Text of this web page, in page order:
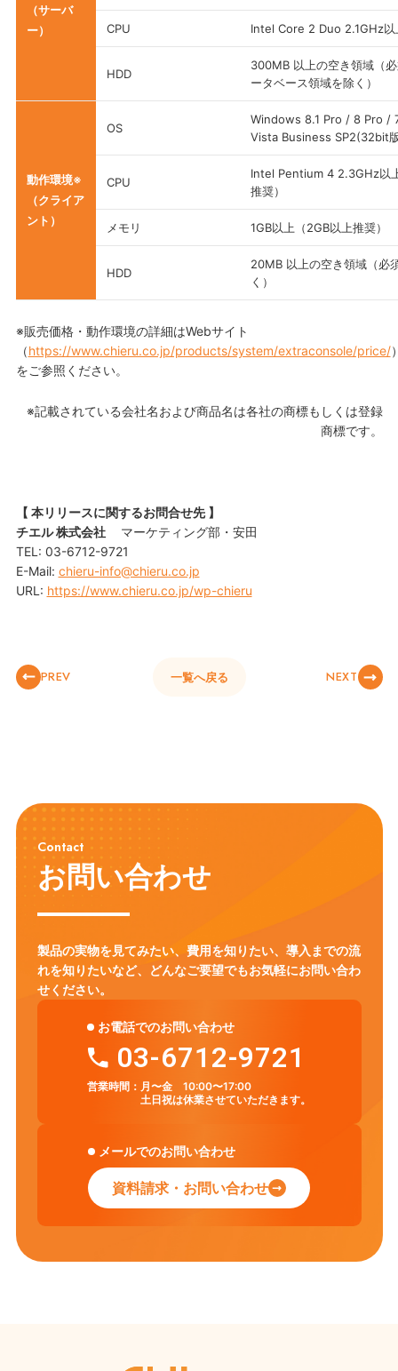
（サーバ
ー）
CPU Intel Core 2 Duo 2.1GHz以
HDD
300MB 以上の空き領域（
ータベース領域を除く）
動作環境※
（クライア
ント）
OS
Windows 8.1 Pro / 8 Pro /
Vista Business SP2(32bit
CPU
Intel Pentium 4 2.3GHz以
推奨）
メモリ 1GB以上（2GB以上推奨）
HDD
20MB 以上の空き領域（必
く）
※販売価格・動作環境の詳細はWebサイト
（https://www.chieru.co.jp/products/system/extraconsole/price/
をご参照ください。
※記載されている会社名および商品名は各社の商標もしくは登録
商標です。
【 本リリースに関するお問合せ先 】
チエル 株式会社 マーケティング部・安田
TEL: 03-6712-9721
E-Mail: chieru-info@chieru.co.jp
URL: https://www.chieru.co.jp/wp-chieru
PREV 一覧へ戻る NEXT
Contact
お問い合わせ
製品の実物を見てみたい、費用を知りたい、導入までの流
れを知りたいなど、
どんなご要望でもお気軽にお問い合わ
せください。
お電話でのお問い合わせ
03-6712-9721
営業時間： 月〜金 10:00〜17:00
土日祝は休業させていただきます。
メールでのお問い合わせ
資料請求・お問い合わせ